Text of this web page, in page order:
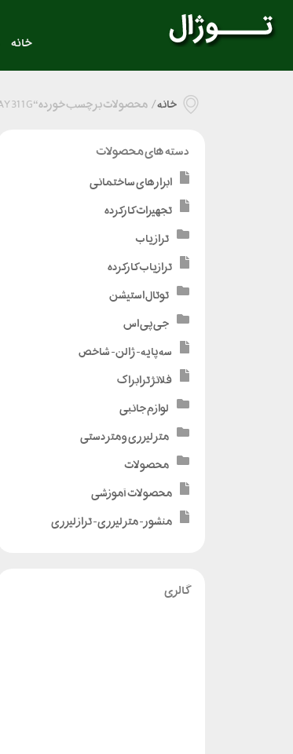
خانه
خانه/ محصولات برچسب خورده “SNDWAY 311G”
دسته های محصولات
ابزارهای ساختمانی
تجهیزات کارکرده
تراز یاب
ترازیاب کارکرده
توتال استیشن
جی پی اس
سه پایه - ژالن - شاخص
فلانژ ترابراک
لوازم جانبی
متر لیزری و متر دستی
محصولات
محصولات آموزشی
منشور - متر لیزری - تراز لیزری
گالری